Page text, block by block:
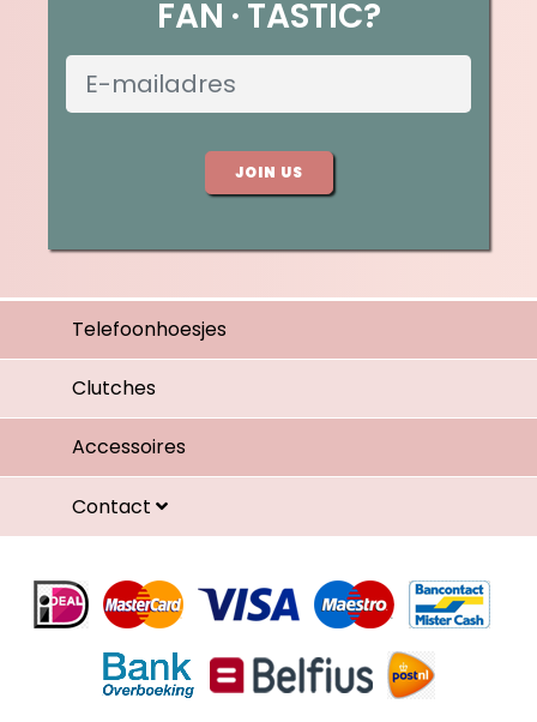
FAN TASTIC?
JOIN US
Telefoonhoesjes
Clutches
Accessoires
Contact